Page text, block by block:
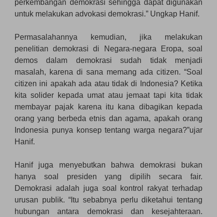
perkembangan demokrasi sehingga dapat digunakan
untuk melakukan advokasi demokrasi.” Ungkap Hanif.
Permasalahannya kemudian, jika melakukan
penelitian demokrasi di Negara-negara Eropa, soal
demos dalam demokrasi sudah tidak menjadi
masalah, karena di sana memang ada citizen. “Soal
citizen ini apakah ada atau tidak di Indonesia? Ketika
kita solider kepada umat atau jemaat tapi kita tidak
membayar pajak karena itu kana dibagikan kepada
orang yang berbeda etnis dan agama, apakah orang
Indonesia punya konsep tentang warga negara?”ujar
Hanif.
Hanif juga menyebutkan bahwa demokrasi bukan
hanya soal presiden yang dipilih secara fair.
Demokrasi adalah juga soal kontrol rakyat terhadap
urusan publik. “Itu sebabnya perlu diketahui tentang
hubungan antara demokrasi dan kesejahteraan.